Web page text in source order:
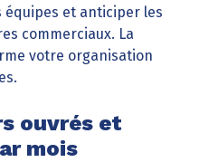
équipes et anticiper les
commerciaux. La
votre organisation
ouvrés et
mois